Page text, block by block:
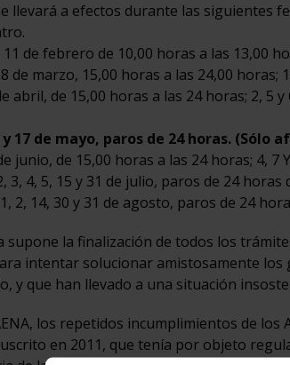
llevará a efectos durante las siguientes
11 de febrero de 10,00 horas a las 13,00
de marzo, 15,00 horas a las 24,00 horas;
abril, de 15,00 horas a las 24 horas; 2,
y 17 de mayo, paros de 24 horas. (Sólo
junio, de 15,00 horas a las 24 horas; 4, 7
3, 4, 5, 15 y 31 de julio, paros de 24 horas
1, 2, 14, 30 y 31 de agosto, paros de 24
supone la finalización de todos los
intentar solucionar amistosamente
y que han llevado a una situación
los repetidos incumplimientos de
en 2011, que tenía por objeto